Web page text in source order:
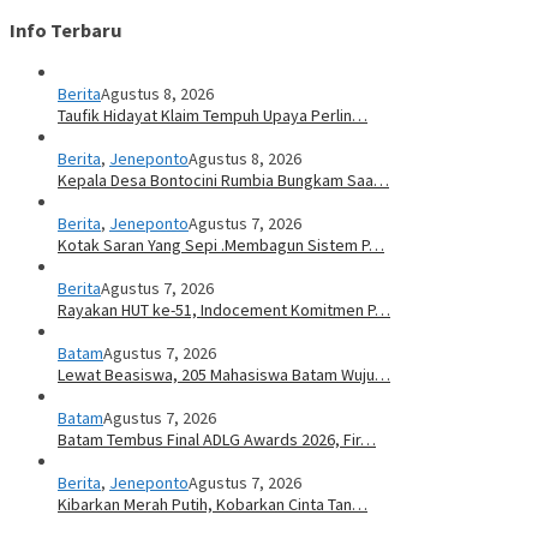
Info Terbaru
BeritaAgustus 8, 2026
Taufik Hidayat Klaim Tempuh Upaya Perlin…
Berita, JenepontoAgustus 8, 2026
Kepala Desa Bontocini Rumbia Bungkam Saa…
Berita, JenepontoAgustus 7, 2026
Kotak Saran Yang Sepi .Membagun Sistem P…
BeritaAgustus 7, 2026
Rayakan HUT ke-51, Indocement Komitmen P…
BatamAgustus 7, 2026
Lewat Beasiswa, 205 Mahasiswa Batam Wuju…
BatamAgustus 7, 2026
Batam Tembus Final ADLG Awards 2026, Fir…
Berita, JenepontoAgustus 7, 2026
Kibarkan Merah Putih, Kobarkan Cinta Tan…